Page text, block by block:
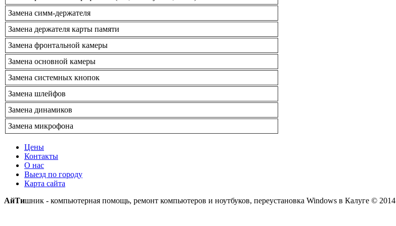
Замена симм-держателя
Замена держателя карты памяти
Замена фронтальной камеры
Замена основной камеры
Замена системных кнопок
Замена шлейфов
Замена динамиков
Замена микрофона
Цены
Контакты
О нас
Выезд по городу
Карта сайта
АйТишник - компьютерная помощь, ремонт компьютеров и ноутбуков, переустановка Windows в Калуге © 2014